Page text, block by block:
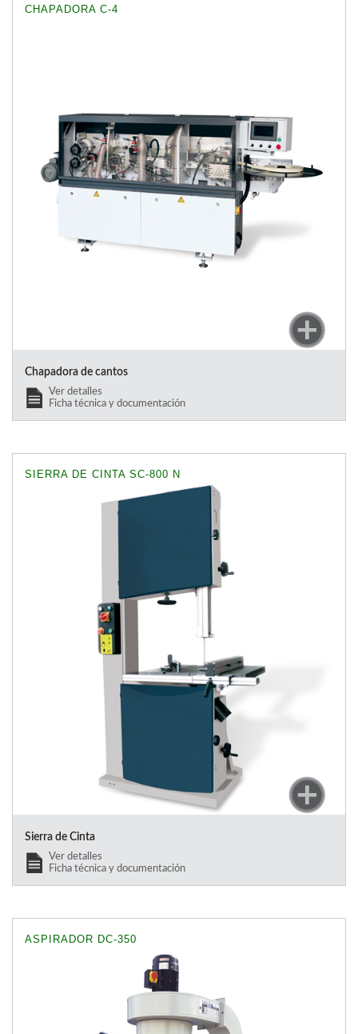
CHAPADORA C-4
Chapadora de cantos
Ver detalles
Ficha técnica y documentación
SIERRA DE CINTA SC-800 N
Sierra de Cinta
Ver detalles
Ficha técnica y documentación
ASPIRADOR DC-350